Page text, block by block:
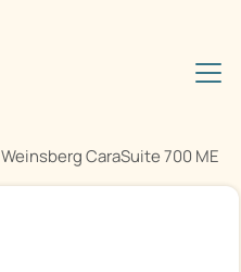
Weinsberg CaraSuite 700 ME